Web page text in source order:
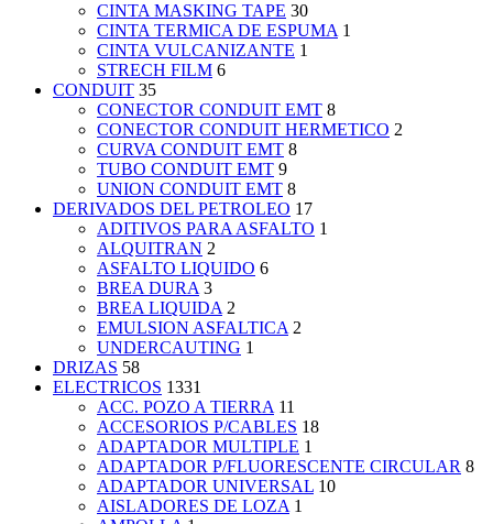
CINTA MASKING TAPE 30
CINTA TERMICA DE ESPUMA 1
CINTA VULCANIZANTE 1
STRECH FILM 6
CONDUIT 35
CONECTOR CONDUIT EMT 8
CONECTOR CONDUIT HERMETICO 2
CURVA CONDUIT EMT 8
TUBO CONDUIT EMT 9
UNION CONDUIT EMT 8
DERIVADOS DEL PETROLEO 17
ADITIVOS PARA ASFALTO 1
ALQUITRAN 2
ASFALTO LIQUIDO 6
BREA DURA 3
BREA LIQUIDA 2
EMULSION ASFALTICA 2
UNDERCAUTING 1
DRIZAS 58
ELECTRICOS 1331
ACC. POZO A TIERRA 11
ACCESORIOS P/CABLES 18
ADAPTADOR MULTIPLE 1
ADAPTADOR P/FLUORESCENTE CIRCULAR 8
ADAPTADOR UNIVERSAL 10
AISLADORES DE LOZA 1